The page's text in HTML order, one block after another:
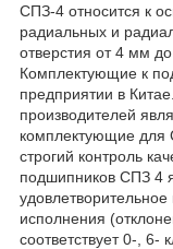
СПЗ-4 относится к
радиальных и
отверстия от 4 мм
Комплектующие к
предприятии в
производителей
комплектующие для
строгий контроль
подшипников СПЗ 4
удовлетворительное
исполнения
соответствует 0-, 6-